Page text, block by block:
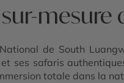
mesure
de South
ses safaris
totale dans la